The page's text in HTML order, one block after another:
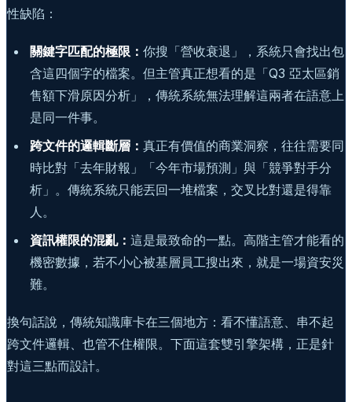
性缺陷：
關鍵字匹配的極限： 你搜「營收衰退」，系統只會找出包
含這四個字的檔案。但主管真正想看的是「Q3 亞太區銷
售額下滑原因分析」，傳統系統無法理解這兩者在語意上
是同一件事。
跨文件的邏輯斷層： 真正有價值的商業洞察，往往需要同
時比對「去年財報」「今年市場預測」與「競爭對手分
析」。傳統系統只能丟回一堆檔案，交叉比對還是得靠
人。
資訊權限的混亂： 這是最致命的一點。高階主管才能看的
機密數據，若不小心被基層員工搜出來，就是一場資安災
難。
換句話說，傳統知識庫卡在三個地方：看不懂語意、串不起
跨文件邏輯、也管不住權限。下面這套雙引擎架構，正是針
對這三點而設計。